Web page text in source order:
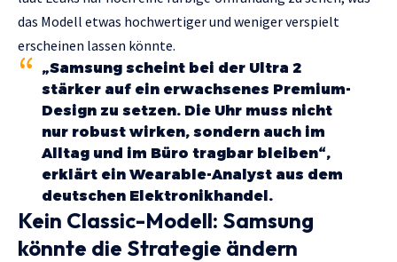
das Modell etwas hochwertiger und weniger verspielt
erscheinen lassen könnte.
„Samsung scheint bei der Ultra 2
stärker auf ein erwachsenes Premium-
Design zu setzen. Die Uhr muss nicht
nur robust wirken, sondern auch im
Alltag und im Büro tragbar bleiben“,
erklärt ein Wearable-Analyst aus dem
deutschen Elektronikhandel.
Kein Classic-Modell: Samsung
könnte die Strategie ändern